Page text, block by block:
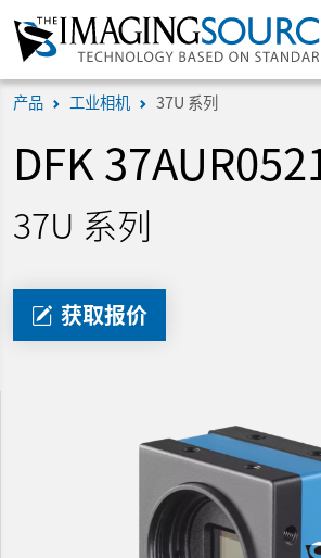
产品 工业相机 37U 系列
DFK
37U 系列
获取报价